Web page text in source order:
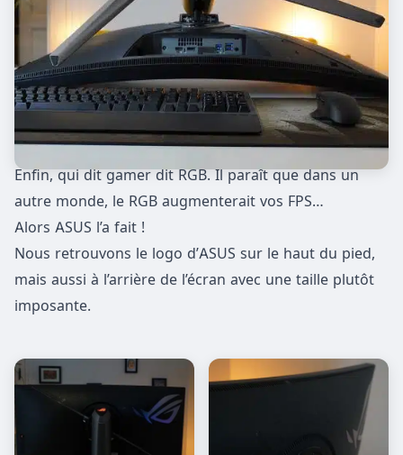
Enfin, qui dit gamer dit RGB. Il paraît que dans un
autre monde, le RGB augmenterait vos FPS…
Alors ASUS l’a fait !
Nous retrouvons le logo d’ASUS sur le haut du pied,
mais aussi à l’arrière de l’écran avec une taille plutôt
imposante.